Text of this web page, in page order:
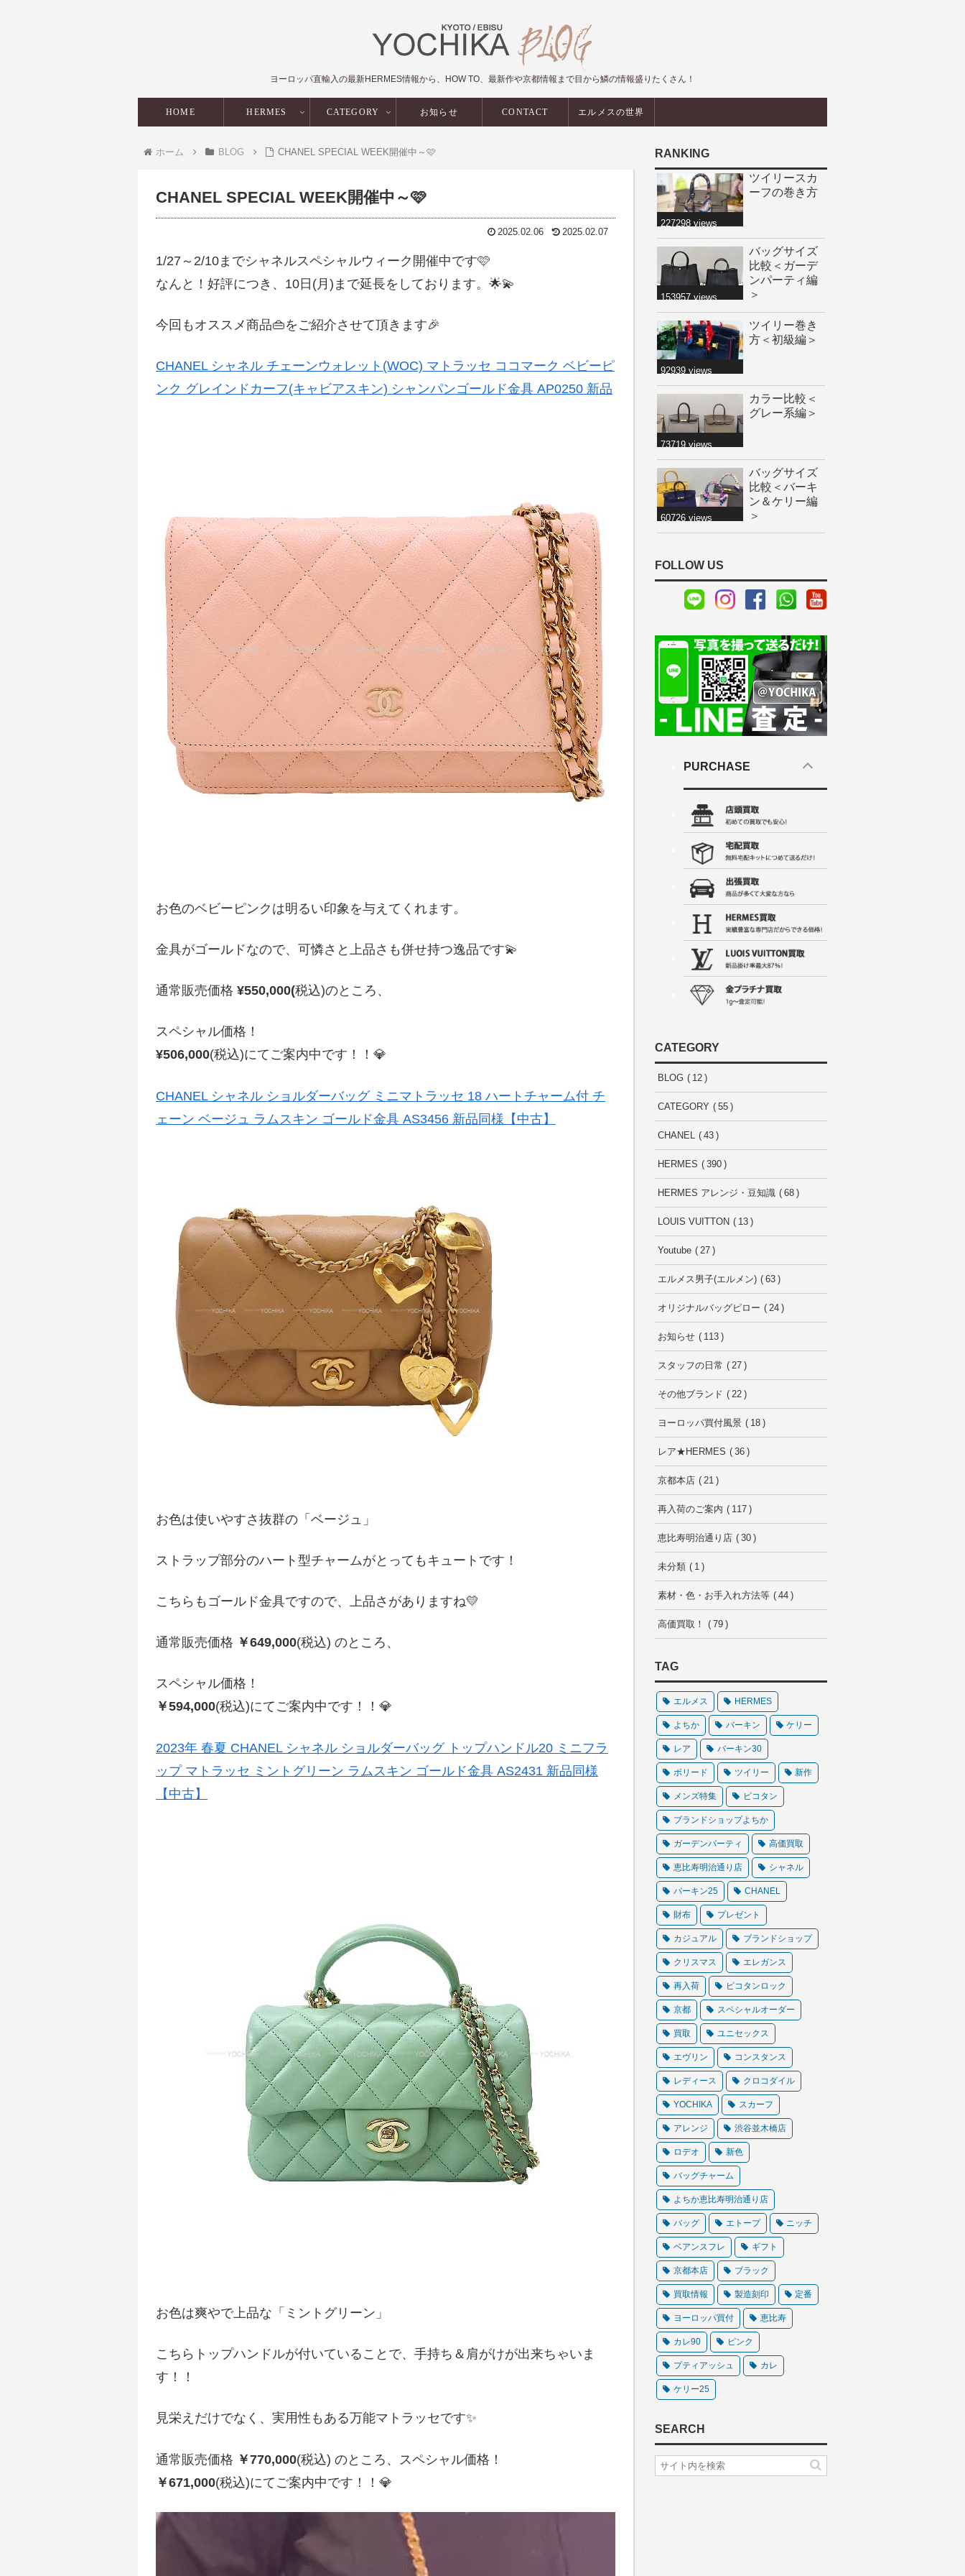
ヨーロッパ直輸入の最新HERMES情報から、HOW TO、最新作や京都情報まで目から鱗の情報盛りたくさん！
HOME HERMES CATEGORY お知らせ CONTACT エルメスの世界
ホーム BLOG CHANEL SPECIAL WEEK開催中～🩷
CHANEL SPECIAL WEEK開催中～🩷
2025.02.06 2025.02.07
1/27～2/10までシャネルスペシャルウィーク開催中です🩷
なんと！好評につき、10日(月)まで延長をしております。🌟💫
今回もオススメ商品👜をご紹介させて頂きます🎉
CHANEL シャネル チェーンウォレット(WOC) マトラッセ ココマーク ベビーピ
ンク グレインドカーフ(キャビアスキン) シャンパンゴールド金具 AP0250 新品
お色のベビーピンクは明るい印象を与えてくれます。
金具がゴールドなので、可憐さと上品さも併せ持つ逸品です💫
通常販売価格 ¥550,000(税込)のところ、
スペシャル価格！
¥506,000(税込)にてご案内中です！！💎
CHANEL シャネル ショルダーバッグ ミニマトラッセ 18 ハートチャーム付 チ
ェーン ベージュ ラムスキン ゴールド金具 AS3456 新品同様【中古】
お色は使いやすさ抜群の「ベージュ」
ストラップ部分のハート型チャームがとってもキュートです！
こちらもゴールド金具ですので、上品さがありますね💛
通常販売価格 ￥649,000(税込) のところ、
スペシャル価格！
￥594,000(税込)にてご案内中です！！💎
2023年 春夏 CHANEL シャネル ショルダーバッグ トップハンドル20 ミニフラ
ップ マトラッセ ミントグリーン ラムスキン ゴールド金具 AS2431 新品同様
【中古】
お色は爽やで上品な「ミントグリーン」
こちらトップハンドルが付いていることで、手持ち＆肩がけが出来ちゃいま
す！！
見栄えだけでなく、実用性もある万能マトラッセです✨
通常販売価格 ￥770,000(税込) のところ、スペシャル価格！
￥671,000(税込)にてご案内中です！！💎
RANKING
ツイリースカ
ーフの巻き方
227298 views
バッグサイズ
比較＜ガーデ
ンパーティ編
＞
153957 views
ツイリー巻き
方＜初級編＞
92939 views
カラー比較＜
グレー系編＞
73719 views
バッグサイズ
比較＜バーキ
ン＆ケリー編
＞
60726 views
FOLLOW US
PURCHASE
CATEGORY
BLOG 12
CATEGORY 55
CHANEL 43
HERMES 390
HERMES アレンジ・豆知識 68
LOUIS VUITTON 13
Youtube 27
エルメス男子(エルメン) 63
オリジナルバッグピロー 24
お知らせ 113
スタッフの日常 27
その他ブランド 22
ヨーロッパ買付風景 18
レア★HERMES 36
京都本店 21
再入荷のご案内 117
恵比寿明治通り店 30
未分類 1
素材・色・お手入れ方法等 44
高価買取！ 79
TAG
エルメス HERMES
よちか バーキン ケリー
レア バーキン30
ボリード ツイリー 新作
メンズ特集 ピコタン
ブランドショップよちか
ガーデンパーティ 高価買取
恵比寿明治通り店 シャネル
バーキン25 CHANEL
財布 プレゼント
カジュアル ブランドショップ
クリスマス エレガンス
再入荷 ピコタンロック
京都 スペシャルオーダー
買取 ユニセックス
エヴリン コンスタンス
レディース クロコダイル
YOCHIKA スカーフ
アレンジ 渋谷並木橋店
ロデオ 新色
バッグチャーム
よちか恵比寿明治通り店
バッグ エトープ ニッチ
ベアンスフレ ギフト
京都本店 ブラック
買取情報 製造刻印 定番
ヨーロッパ買付 恵比寿
カレ90 ピンク
プティアッシュ カレ
ケリー25
SEARCH